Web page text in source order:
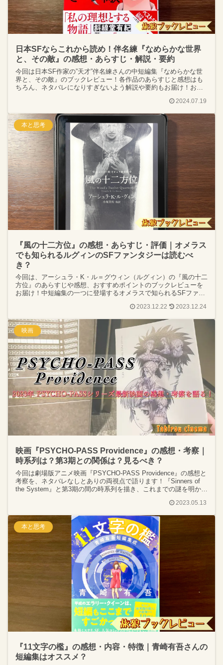
日本SFならこれから読め！伴名練『なめらかな世界
と、その敵』の感想・あらすじ・解説・要約
今回は日本SF作家の”天才”伴名練さんの中短編集『なめらかな世
界と、その敵』のブックレビュー！各作品のあらすじと感想はも
ちろん、ネタバレになりすぎないよう解説や要約もお届け！おも
2024.07.19
本と思考
『風の十二方位』の感想・あらすじ・評価｜オメラス
でも知られるルグィンのSFファンタジーは読むべ
き？
今回は、アーシュラ・K・ル＝グウィン（ルグィン）の『風の十二
方位』のあらすじや感想、おすすめポイントのブックレビューを
お届け！中短編集の一つに登場するオメラスで知られるSFファン
2023.12.22 2023.12.24
映画
映画『PSYCHO-PASS Providence』の感想・考察｜
時系列は？第3期との関係は？見るべき？
今回は劇場版アニメ映画『PSYCHO-PASS Providence』の感想と
考察を、ネタバレなしとありの両視点で語ります！『Sinners of
the System』と第3期の間の時系列を描き、これまでの謎を明かす
2023.05.13
本と思考
『11文字の檻』の感想・内容・特徴｜青崎有吾さんの
短編集はオススメ？